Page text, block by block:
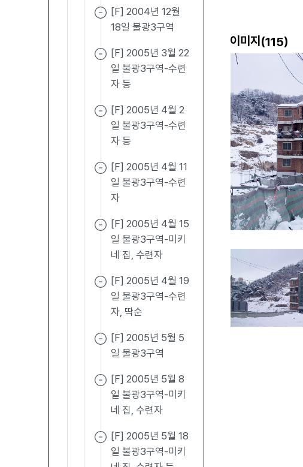
[F] 2004년 12월
18일 불광3구역
[F] 2005년 3월 22
일 불광3구역-수련
자 등
[F] 2005년 4월 2
일 불광3구역-수련
자 등
[F] 2005년 4월 11
일 불광3구역-수련
자
[F] 2005년 4월 15
일 불광3구역-미키
네 집, 수련자
[F] 2005년 4월 19
일 불광3구역-수련
자, 딱순
[F] 2005년 5월 5
일 불광3구역
[F] 2005년 5월 8
일 불광3구역-미키
네 집, 수련자
[F] 2005년 5월 18
일 불광3구역-미키
이미지(115)